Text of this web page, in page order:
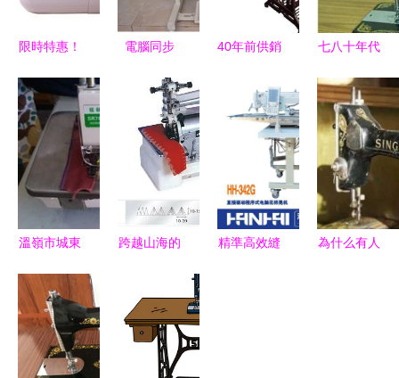
限時特惠！
KP900多功
能家用縫紉
機 電動自
動鎖邊 + 擴
展板，開啟
實用手工生
電腦同步
機 高效縫
紉的首選設
備與價格指
南
40年前供銷
個生活用
品，見過一
半正常，全
見過的都老
了
七八十年代
今價值幾
何？收藏行
家深度解析
溫嶺市城東
設備商行
縫中設備產
品列表
跨越山海的
制造如何走
進1940家
非洲企業
精準高效縫
為什么有人